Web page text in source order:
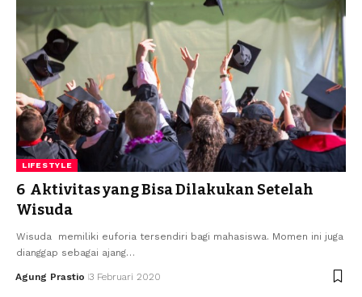
LIFESTYLE
6 Aktivitas yang Bisa Dilakukan Setelah
Wisuda
Wisuda memiliki euforia tersendiri bagi mahasiswa. Momen ini juga
dianggap sebagai ajang…
Agung Prastio 3 Februari 2020